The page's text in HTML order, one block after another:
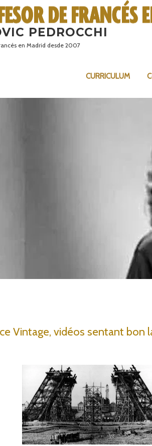
PEDROCCHI
en Madrid desde 2007
CURRICULUM
Vintage, vidéos sentant bon